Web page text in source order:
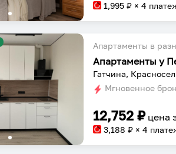
1,995 ₽ × 4
Апартаменты в
Апартаменты у
Гатчина,
Мгновенное
12,752 ₽ цена
3,188 ₽ × 4